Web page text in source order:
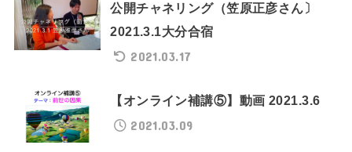
公開チャネリング（笠原正彦さん〕
2021.3.1大分合宿
2021.03.17
【オンライン補講⑤】動画 2021.3.6
2021.03.09